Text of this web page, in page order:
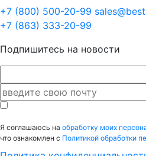
+7 (800) 500-20-99
+7 (863) 333-20-99
Подпишитесь на новости
Я соглашаюсь на обработку моих
что ознакомлен с Политикой обработки